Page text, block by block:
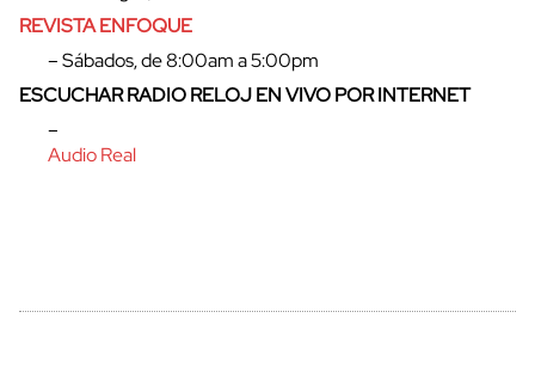
cerrar
REVISTA ENFOQUE
– Sábados, de 8:00am a 5:00pm
ESCUCHAR RADIO RELOJ EN VIVO POR INTERNET
–
Audio Real